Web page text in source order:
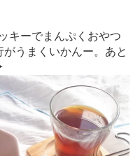
キーでまんぷくおやつ
うまくいかんー。あと